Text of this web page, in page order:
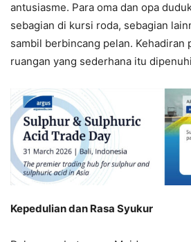
antusiasme. Para oma dan opa
sebagian di kursi roda, sebagian
sambil berbincang pelan. Kehadiran
ruangan yang sederhana itu
Kepedulian dan Rasa Syukur